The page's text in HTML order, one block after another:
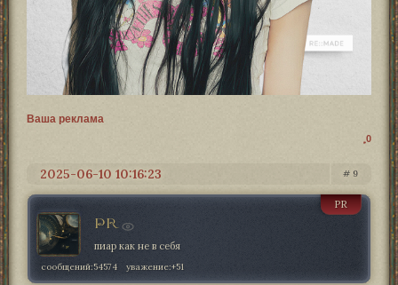
Ваша реклама
0
9
2025-06-10 10:16:23
PR
PR
пиар как не в себя
сообщений:54574 уважение:+51